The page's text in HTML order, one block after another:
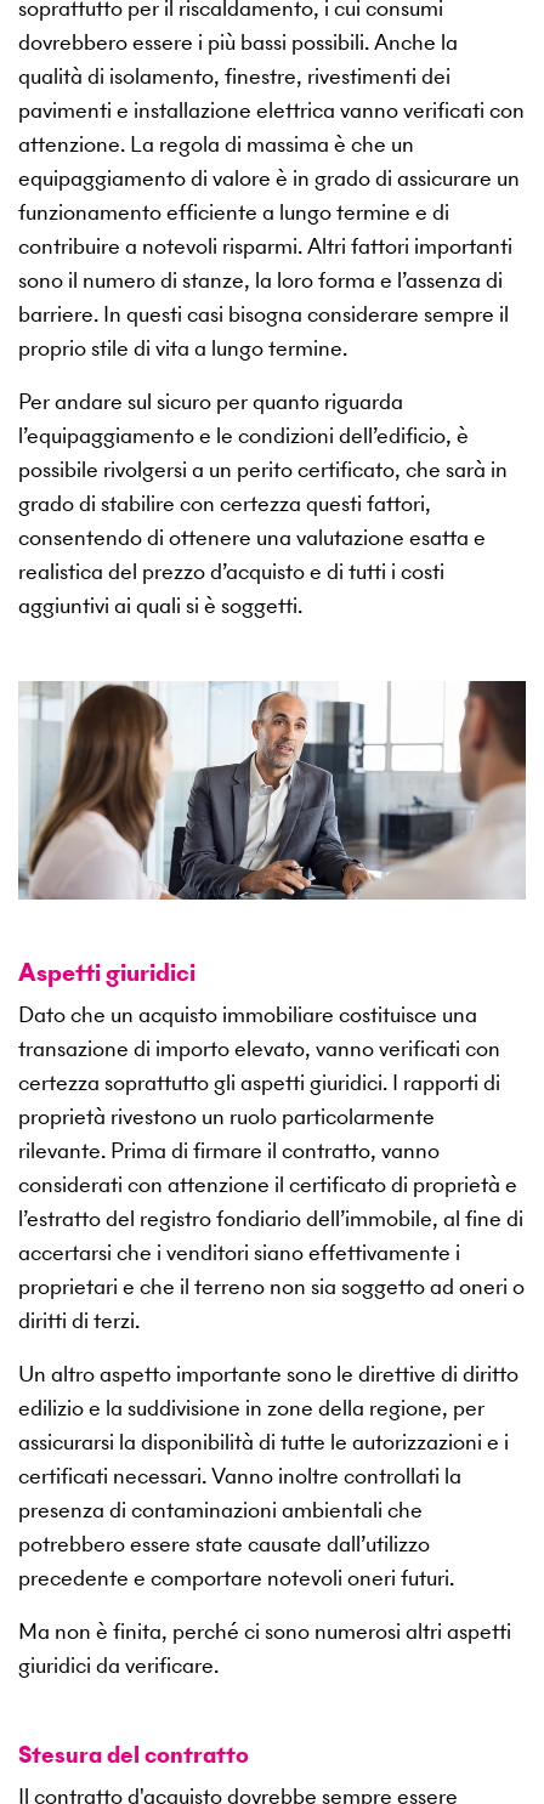
soprattutto per il riscaldamento, i cui consumi
dovrebbero essere i più bassi possibili. Anche la
qualità di isolamento, finestre, rivestimenti dei
pavimenti e installazione elettrica vanno verificati con
attenzione. La regola di massima è che un
equipaggiamento di valore è in grado di assicurare un
funzionamento efficiente a lungo termine e di
contribuire a notevoli risparmi. Altri fattori importanti
sono il numero di stanze, la loro forma e l’assenza di
barriere. In questi casi bisogna considerare sempre il
proprio stile di vita a lungo termine.
Per andare sul sicuro per quanto riguarda
l’equipaggiamento e le condizioni dell’edificio, è
possibile rivolgersi a un perito certificato, che sarà in
grado di stabilire con certezza questi fattori,
consentendo di ottenere una valutazione esatta e
realistica del prezzo d’acquisto e di tutti i costi
aggiuntivi ai quali si è soggetti.
Aspetti giuridici
Dato che un acquisto immobiliare costituisce una
transazione di importo elevato, vanno verificati con
certezza soprattutto gli aspetti giuridici. I rapporti di
proprietà rivestono un ruolo particolarmente
rilevante. Prima di firmare il contratto, vanno
considerati con attenzione il certificato di proprietà e
l’estratto del registro fondiario dell’immobile, al fine di
accertarsi che i venditori siano effettivamente i
proprietari e che il terreno non sia soggetto ad oneri o
diritti di terzi.
Un altro aspetto importante sono le direttive di diritto
edilizio e la suddivisione in zone della regione, per
assicurarsi la disponibilità di tutte le autorizzazioni e i
certificati necessari. Vanno inoltre controllati la
presenza di contaminazioni ambientali che
potrebbero essere state causate dall’utilizzo
precedente e comportare notevoli oneri futuri.
Ma non è finita, perché ci sono numerosi altri aspetti
giuridici da verificare.
Stesura del contratto
Il contratto d'acquisto dovrebbe sempre essere